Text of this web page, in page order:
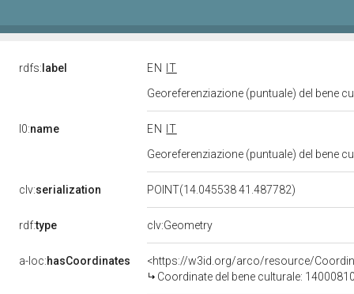
rdfs: label EN
IT
Georeferenziazione (puntuale) del bene
l0:name EN
IT
Georeferenziazione (puntuale) del bene
clv:serialization POINT(14.045538 41.487782)
rdf:type clv:Geometry
a-loc:hasCoordinates
<https://w3id.org/arco/resource/
Coordinate del bene culturale: